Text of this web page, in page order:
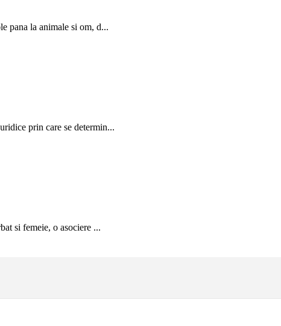
pana la animale si om, d...
prin care se determin...
si femeie, o asociere ...